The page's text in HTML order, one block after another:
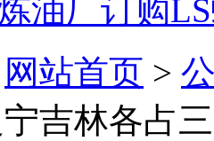
油厂订购
网站首页 >
吉林各占